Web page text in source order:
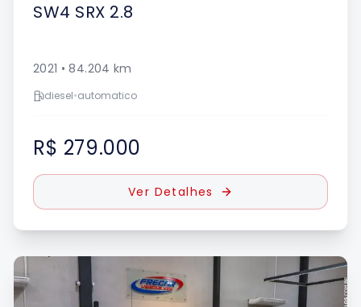
SW4 SRX 2.8
2021 •84.204 km
diesel•automatico
R$ 279.000
Ver Detalhes